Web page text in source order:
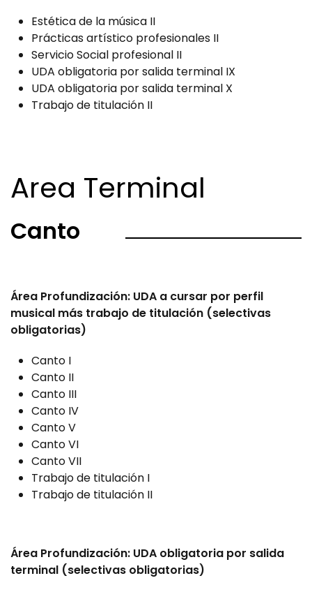
Estética de la música II
Prácticas artístico profesionales II
Servicio Social profesional II
UDA obligatoria por salida terminal IX
UDA obligatoria por salida terminal X
Trabajo de titulación II
Area Terminal
Canto
Área Profundización: UDA a cursar por perfil
musical más trabajo de titulación (selectivas
obligatorias)
Canto I
Canto II
Canto III
Canto IV
Canto V
Canto VI
Canto VII
Trabajo de titulación I
Trabajo de titulación II
Área Profundización: UDA obligatoria por salida
terminal (selectivas obligatorias)